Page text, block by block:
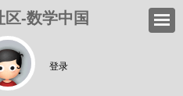
-数学中国
登录